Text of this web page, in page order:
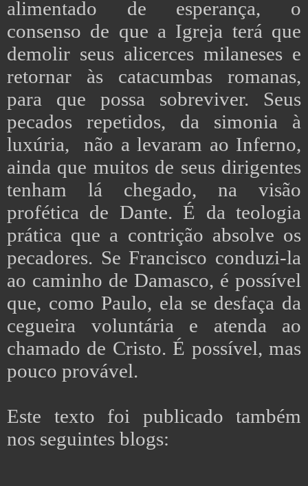
alimentado de esperança, o
consenso de que a Igreja terá que
demolir seus alicerces milaneses e
retornar às catacumbas romanas,
para que possa sobreviver. Seus
pecados repetidos, da simonia à
luxúria, não a levaram ao Inferno,
ainda que muitos de seus dirigentes
tenham lá chegado, na visão
profética de Dante. É da teologia
prática que a contrição absolve os
pecadores. Se Francisco conduzi-la
ao caminho de Damasco, é possível
que, como Paulo, ela se desfaça da
cegueira voluntária e atenda ao
chamado de Cristo. É possível, mas
pouco provável.
Este texto foi publicado também
nos seguintes blogs: